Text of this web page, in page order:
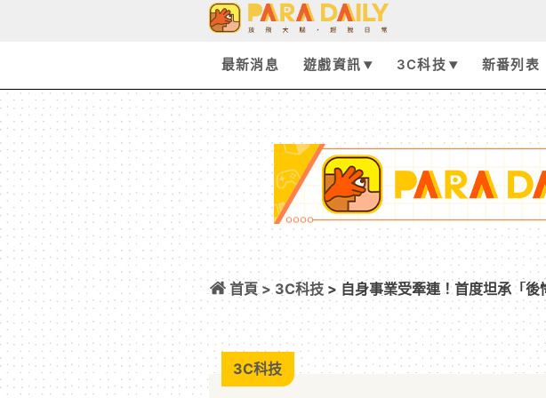
最新消息 遊戲資訊 3C科技 新番列表
首頁 >3C科技 > 自身事業受牽連！首度坦承「
克：沒加入就不會燒車
3C科技